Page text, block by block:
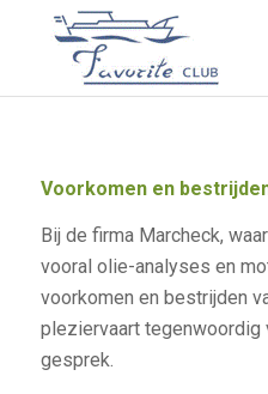
Voorkomen en
Bij de firma Marcheck,
vooral olie-analyses en
voorkomen en bestrijden
pleziervaart tegenwoordig
gesprek.